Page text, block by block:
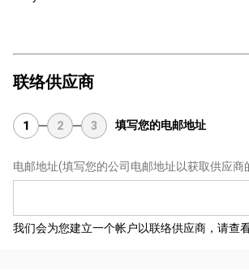
联络供应商
1 2 3 填写您的电邮地址
电邮地址(填写您的公司电邮地址以获取供应商
我们会为您建立一个帐户以联络供应商，请查